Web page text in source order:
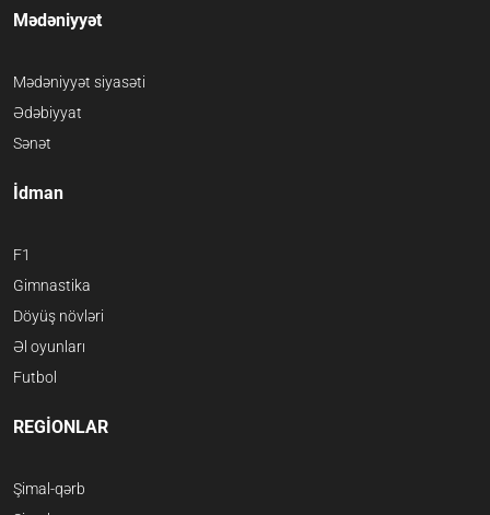
Mədəniyyət
Mədəniyyət siyasəti
Ədəbiyyat
Sənət
İdman
F1
Gimnastika
Döyüş növləri
Əl oyunları
Futbol
REGİONLAR
Şimal-qərb